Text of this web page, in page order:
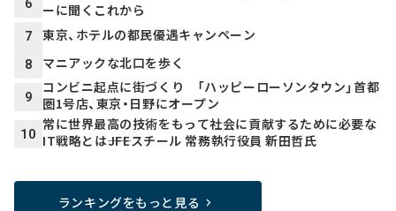
6
ーに聞くこれから
7 東京、ホテルの都民優遇キャンペーン
8 マニアックな北口を歩く
9
コンビニ起点に街づくり 「ハッピーローソンタウン」首都
圏1号店、東京・日野にオープン
10
常に世界最高の技術をもって社会に貢献するために必要な
IT戦略とは――JFEスチール 常務執行役員 新田哲氏
ランキングをもっと見る